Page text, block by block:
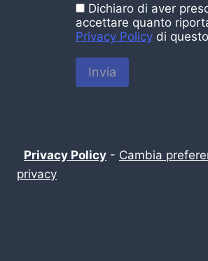
Dichiaro di aver
accettare quanto
Privacy Policydi
Invia
Privacy Policy - Cambia
privacy